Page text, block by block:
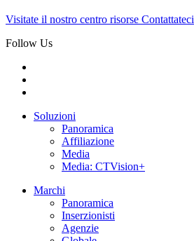
Visitate il nostro centro risorse Contattateci
Follow Us
Soluzioni
Panoramica
Affiliazione
Media
Media: CTVision+
Marchi
Panoramica
Inserzionisti
Agenzie